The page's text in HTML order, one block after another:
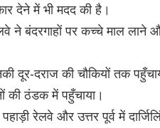
देने में भी मदद की है।
ने बंदरगाहों पर कच्चे माल लाने
दूर-दराज की चौकियों तक
की ठंडक में पहुँचाया।
रेलवे और उत्तर पूर्व में